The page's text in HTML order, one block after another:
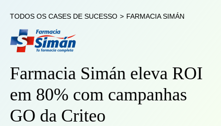
TODOS OS CASES DE SUCESSO > FARMACIA SIMÁN
Farmacia Simán eleva ROI
em 80% com campanhas
GO da Criteo